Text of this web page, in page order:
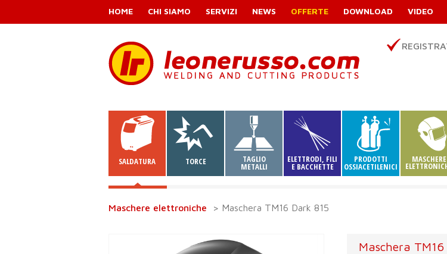
HOME CHI SIAMO SERVIZI NEWS OFFERTE DOWNLOAD VIDEO
SALDATURA TORCE TAGLIO
METALLI
ELETTRODI, FILI
E BACCHETTE
PRODOTTI
OSSIACETILENICI
MASCHERE
Maschere elettroniche > Maschera TM16 Dark 815
Maschera